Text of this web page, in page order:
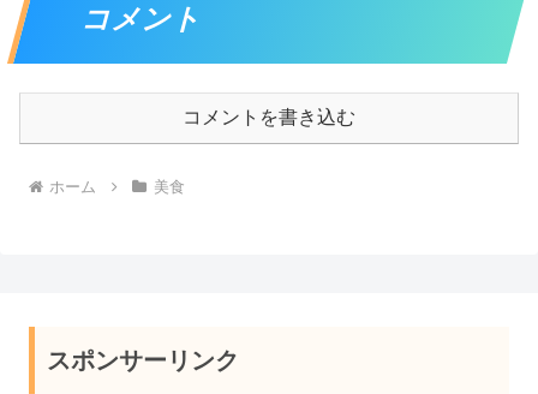
コメント
コメントを書き込む
ホーム 美食
スポンサーリンク